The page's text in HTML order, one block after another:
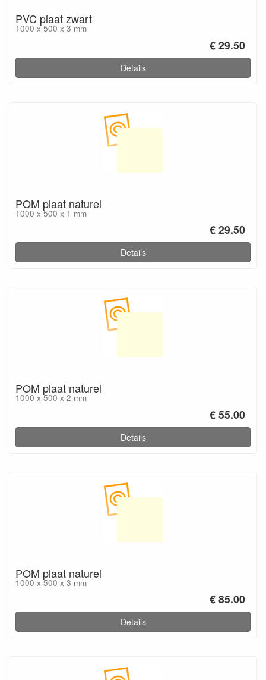
PVC plaat zwart
1000 x 500 x 3 mm
€ 29.50
Details
POM plaat naturel
1000 x 500 x 1 mm
€ 29.50
Details
POM plaat naturel
1000 x 500 x 2 mm
€ 55.00
Details
POM plaat naturel
1000 x 500 x 3 mm
€ 85.00
Details